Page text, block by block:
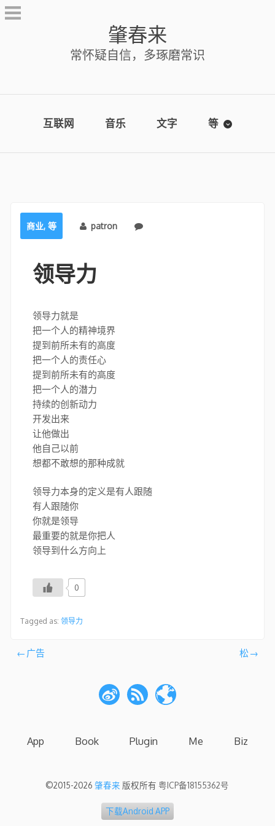
Skip
to
肇春来
常怀疑自信，多琢磨常识
互联网 音乐 文字 等
商业, 等 patron
领导力
领导力就是
把一个人的精神境界
提到前所未有的高度
把一个人的责任心
提到前所未有的高度
把一个人的潜力
持续的创新动力
开发出来
让他做出
他自己以前
想都不敢想的那种成就
领导力本身的定义是有人跟随
有人跟随你
你就是领导
最重要的就是你把人
领导到什么方向上
0
Tagged as: 领导力
文广告 松
App Book Plugin Me Biz
©2015-2026肇春来 版权所有粤ICP备18155362号
下载Android APP